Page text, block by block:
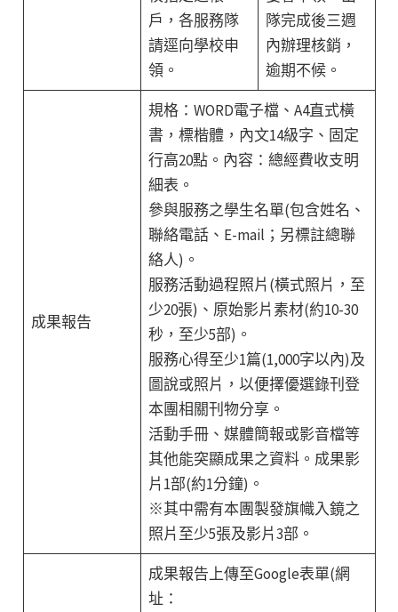
戶，各服務隊
請逕向學校申
領。
隊完成後三週
內辦理核銷，
逾期不候。
成果報告
規格：WORD電子檔、A4直式橫
書，標楷體，內文14級字、固定
行高20點。內容：總經費收支明
細表。
參與服務之學生名單(包含姓名、
聯絡電話、E-mail；另標註總聯
絡人)。
服務活動過程照片(橫式照片，至
少20張)、原始影片素材(約10-30
秒，至少5部)。
服務心得至少1篇(1,000字以內)及
圖說或照片，以便擇優選錄刊登
本團相關刊物分享。
活動手冊、媒體簡報或影音檔等
其他能突顯成果之資料。成果影
片1部(約1分鐘)。
※其中需有本團製發旗幟入鏡之
照片至少5張及影片3部。
成果報告上傳至Google表單(網
址：